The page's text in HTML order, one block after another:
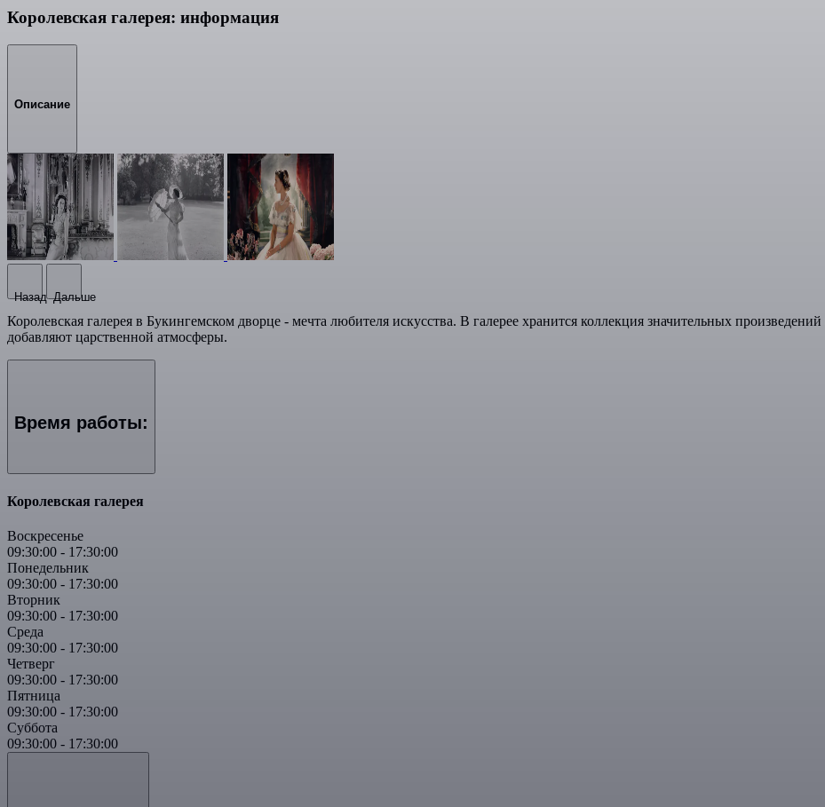
Королевская галерея: информация
Описание
Назад Дальше
Королевская галерея в Букингемском дворце - мечта любителя искусства. В галерее хранится коллекция значительных
добавляют царственной атмосферы.
Время работы:
Королевская галерея
Воскресенье
09:30:00 - 17:30:00
Понедельник
09:30:00 - 17:30:00
Вторник
09:30:00 - 17:30:00
Среда
09:30:00 - 17:30:00
Четверг
09:30:00 - 17:30:00
Пятница
09:30:00 - 17:30:00
Суббота
09:30:00 - 17:30:00